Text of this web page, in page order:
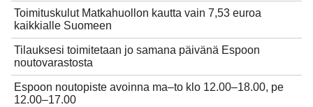
Toimituskulut Matkahuollon kautta vain 7,53 euroa
kaikkialle Suomeen
Tilauksesi toimitetaan jo samana päivänä Espoon
noutovarastosta
Espoon noutopiste avoinna ma–to klo 12.00–18.00, pe
12.00–17.00